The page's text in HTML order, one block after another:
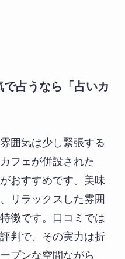
占うなら「占いカ
囲気は少し緊張する
フェが併設された
おすすめです。美味
リラックスした雰囲
徴です。口コミでは
判で、その実力は折
プンな空間ながら